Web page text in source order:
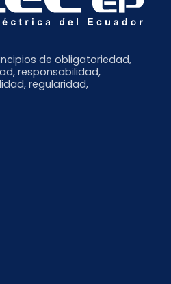
de obligatoriedad,
responsabilidad,
regularidad,